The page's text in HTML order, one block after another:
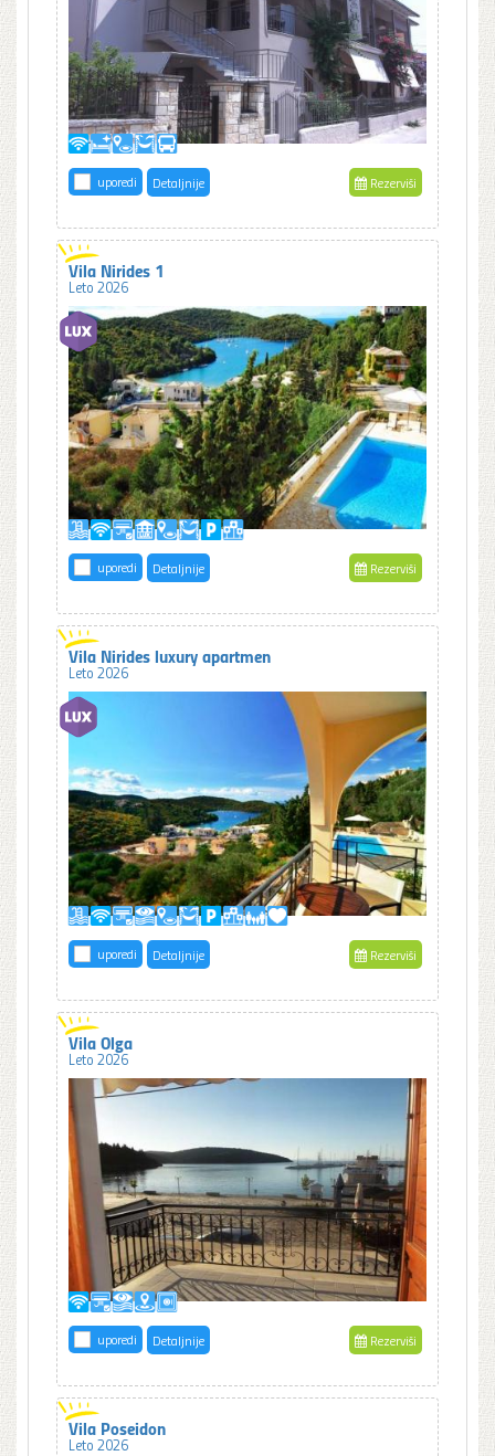
uporedi Detaljnije Rezerviši
Vila Nirides 1
Leto 2026
uporedi Detaljnije Rezerviši
Vila Nirides luxury apartmen
Leto 2026
uporedi Detaljnije Rezerviši
Vila Olga
Leto 2026
uporedi Detaljnije Rezerviši
Vila Poseidon
Leto 2026